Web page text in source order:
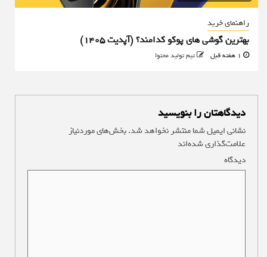
راهنمای خرید
بهترین گوشی های پوکو کدامند؟ (آپدیت ۱۴۰۵)
تیم تولید محتوا
دیدگاهتان را بنویسید
نشانی ایمیل شما منتشر نخواهد شد.بخش‌های موردنیاز
علامت‌گذاری شده‌اند
دیدگاه